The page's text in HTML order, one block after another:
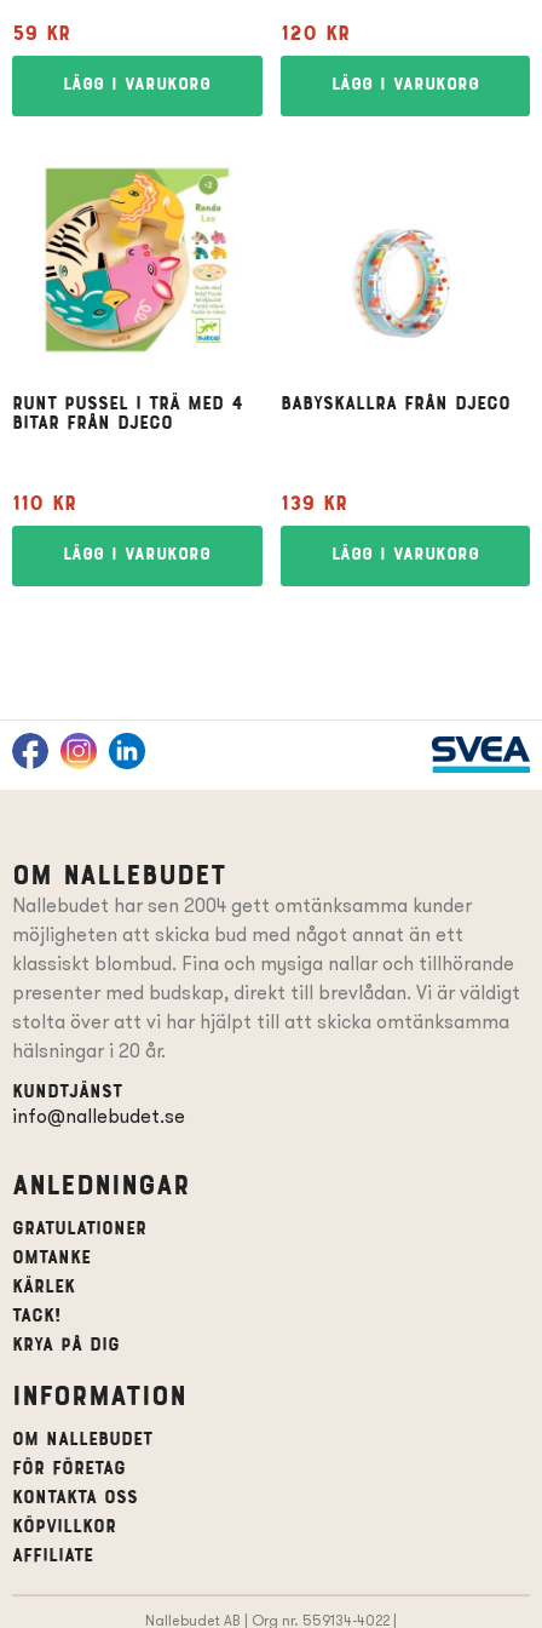
59 kr
Lägg i varukorg
120 kr
Lägg i varukorg
Runt pussel i trä med 4
bitar från Djeco
110 kr
Lägg i varukorg
Babyskallra från Djeco
139 kr
Lägg i varukorg
Om Nallebudet
Nallebudet har sen 2004 gett omtänksamma kunder
möjligheten att skicka bud med något annat än ett
klassiskt blombud. Fina och mysiga nallar och tillhörande
presentermed budskap, direkt till brevlådan. Vi är väldigt
stolta över att vi har hjälpt till att skicka omtänksamma
hälsningar i 20 år.
Kundtjänst
info@nallebudet.se
Anledningar
Gratulationer
Omtanke
Kärlek
Tack!
Krya på dig
Information
Om Nallebudet
För företag
Kontakta oss
Köpvillkor
affiliate
Nallebudet AB | Org nr. 559134-4022 |